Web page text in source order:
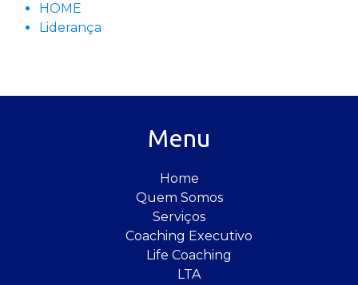
HOME
Liderança
Menu
Home
Quem Somos
Serviços
Coaching Executivo
Life Coaching
LTA